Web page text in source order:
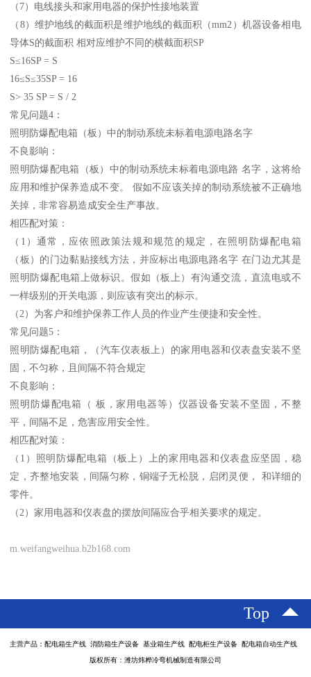
（7）电线接头和家用电器的保护性接地装置
（8）维护地线的截面积是维护地线的截面积（mm2）机器设备相电
导体S的截面积 相对应维护不同的横截面积SP
S≤16SP = S
16≤S≤35SP = 16
S> 35 SP = S / 2
常见问题4：
照明防爆配电箱（板）中的制动系统未标着电源电路名字
不良影响：
照明防爆配电箱（板）中的制动系统未标着电源电路 名字，这将给
应用和维护保养造成不变。 假如不应该关掉的制动系统被不正确地
关掉，非常容易造成安全生产事故。
相匹配对策：
（1）通常，应依照政策法规和规范的规定，在照明防爆配电箱
（板）的门边黏贴接线方法，并应标出电源电路名字 在门边尤其是
照明防爆配电箱上做标识。假如（板上）有沟通交流，直流电或不
一样级别的开关电源，则应该有突出的标示。
（2）为客户和维护保养工作人员的作业产生便捷和安全性。
常见问题5：
照明防爆配电箱，（汽车仪表板上）的家用电器和仪表盘安装不坚
固，不匀称，且间隔不符合规定
不良影响：
照明防爆配电箱（ 板，家用电器等）仪器设备安装不坚固，不整
平，间隔不足，危害应用安全性。
相匹配对策：
（1）照明防爆配电箱（板上）上的家用电器和仪表盘应坚固，稳
定，齐整地安装，间隔匀称，铜端子无松脱，启闭灵便， 和详细的
零件。
（2）家用电器和仪表盘的摆放间隔应合乎相关要求的规定。
m.weifangweihua.b2b168.com
Top
主营产品：配电箱生产线 消防箱生产设备 基业箱生产线 配电柜生产设备 配电箱自动生产线
版权所有：潍坊炜桦冷弯机械制造有限公司